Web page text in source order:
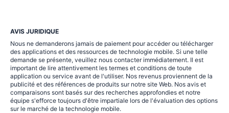
AVIS JURIDIQUE
Nous ne demanderons jamais de paiement pour accéder ou télécharger
des applications et des ressources de technologie mobile. Si une telle
demande se présente, veuillez nous contacter immédiatement. Il est
important de lire attentivement les termes et conditions de toute
application ou service avant de l'utiliser. Nos revenus proviennent de la
publicité et des références de produits sur notre site Web. Nos avis et
comparaisons sont basés sur des recherches approfondies et notre
équipe s'efforce toujours d'être impartiale lors de l'évaluation des options
sur le marché de la technologie mobile.